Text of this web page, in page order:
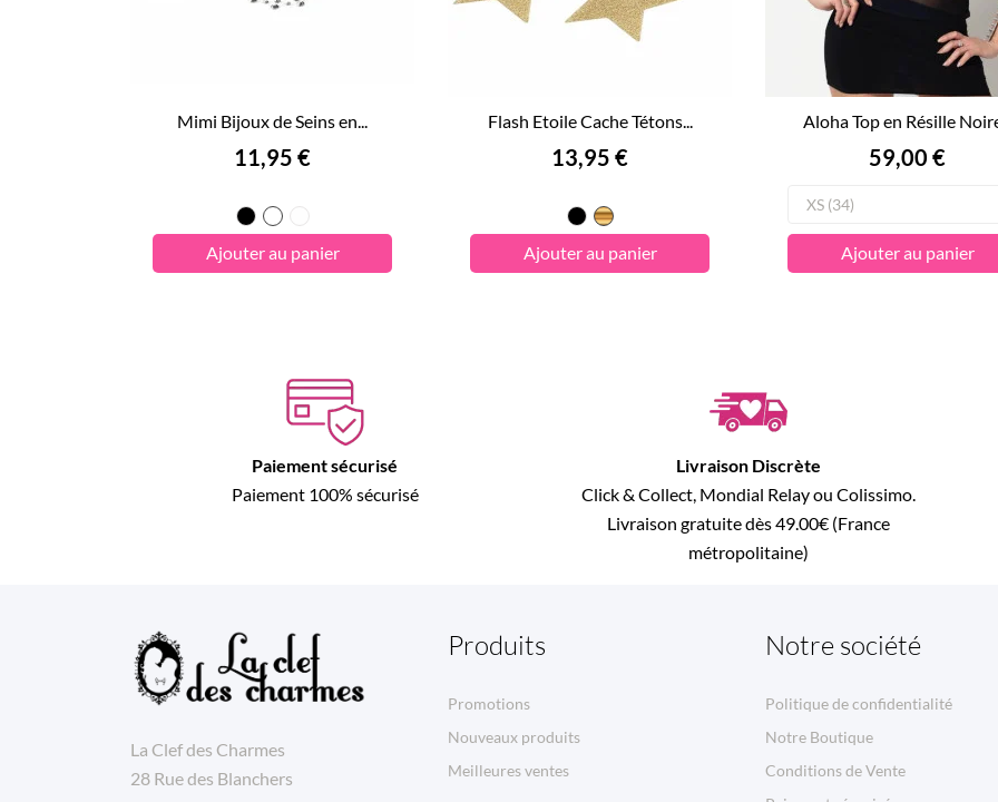
Mimi Bijoux de Seins en...
Prix
11,95 €
NoirCristal
Ajouter au panier
Flash Etoile Cache Tétons...
Prix
13,95 €
NoirDoré
Ajouter au panier
Aloha Top en Résille
Prix
59,00 €
Ajouter au panier
Paiement sécurisé
Paiement 100% sécurisé
Livraison Discrète
Click & Collect, Mondial Relay ou Colissimo.
Livraison gratuite dès 49.00€ (France
métropolitaine)
La Clef des Charmes
28 Rue des Blanchers
Produits
Promotions
Nouveaux produits
Meilleures ventes
Notre société
Politique de confidentialité
Notre Boutique
Conditions de Vente